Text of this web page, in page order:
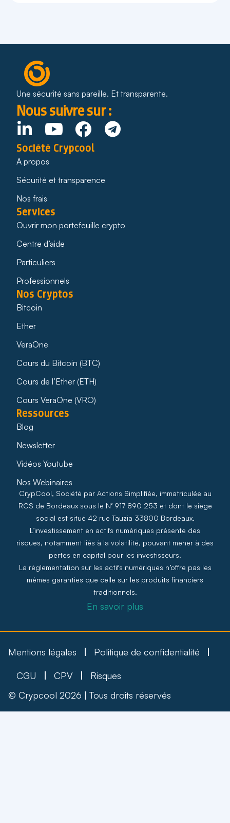
Une sécurité sans pareille. Et transparente.
Nous suivre sur :
Société Crypcool
A propos
Sécurité et transparence
Nos frais
Services
Ouvrir mon portefeuille crypto
Centre d’aide
Particuliers
Professionnels
Nos Cryptos
Bitcoin
Ether
VeraOne
Cours du Bitcoin (BTC)
Cours de l’Ether (ETH)
Cours VeraOne (VRO)
Ressources
Blog
Newsletter
Vidéos Youtube
Nos Webinaires
CrypCool, Société par Actions Simplifiée, immatriculée au
RCS de Bordeaux sous le N° 917 890 253 et dont le siège
social est situé 42 rue Tauzia 33800 Bordeaux.
L’investissement en actifs numériques présente des
risques, notamment liés à la volatilité, pouvant mener à des
pertes en capital pour les investisseurs.
La règlementation sur les actifs numériques n’offre pas les
mêmes garanties que celle sur les produits financiers
traditionnels.
En savoir plus
Mentions légales Politique de confidentialité
CGU CPV
Risques
© Crypcool 2026 | Tous droits réservés